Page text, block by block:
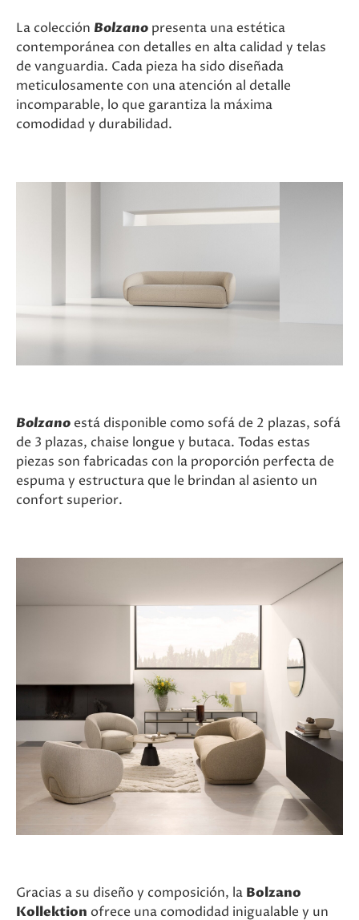
La colección Bolzano presenta una estética
contemporánea con detalles en alta calidad y telas
de vanguardia. Cada pieza ha sido diseñada
meticulosamente con una atención al detalle
incomparable, lo que garantiza la máxima
comodidad y durabilidad.
Bolzano está disponible como sofá de 2 plazas, sofá
de 3 plazas, chaise longue y butaca. Todas estas
piezas son fabricadas con la proporción perfecta de
espuma y estructura que le brindan al asiento un
confort superior.
Gracias a su diseño y composición, la Bolzano
Kollektion ofrece una comodidad inigualable y un